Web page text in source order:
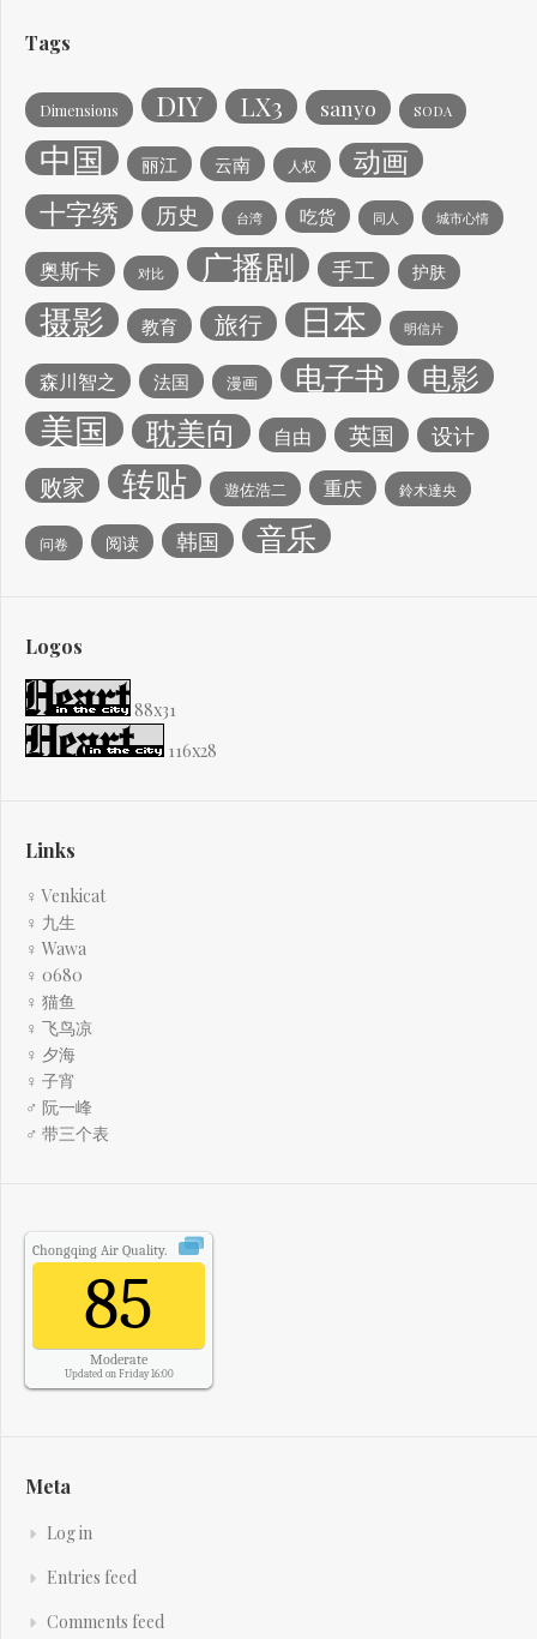
Tags
Dimensions DIY LX3 sanyo SODA
中国 丽江 云南 人权 动画
十字绣 历史 台湾 吃货 同人 城市心情
奥斯卡 对比 广播剧 手工 护肤
摄影 教育 旅行 日本 明信片
森川智之 法国 漫画 电子书 电影
美国 耽美向 自由 英国 设计
败家 转贴 遊佐浩二 重庆 鈴木達央
问卷 阅读 韩国 音乐
Logos
88x31
116x28
Links
♀ Venkicat
♀ 九生
♀ Wawa
♀ 0680
♀ 猫鱼
♀ 飞鸟凉
♀ 夕海
♀ 子宵
♂ 阮一峰
♂ 带三个表
Chongqing Air Quality.
85
Moderate
Updated on Friday 16:00
Meta
Log in
Entries feed
Comments feed